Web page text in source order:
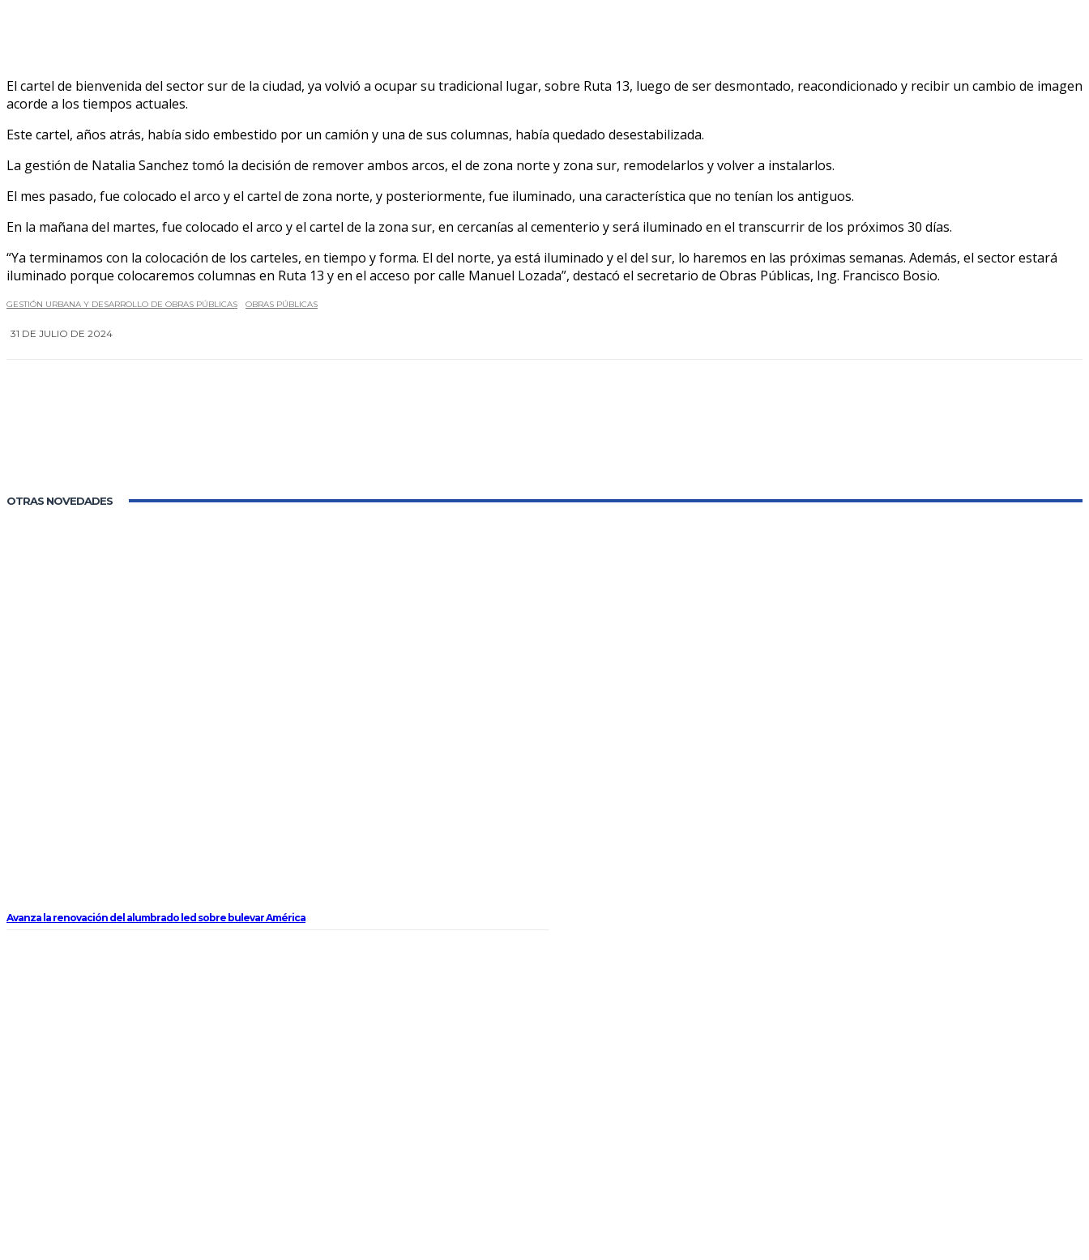
El cartel de bienvenida del sector sur de la ciudad, ya volvió a ocupar su tradicional lugar, sobre Ruta 13, luego de ser desmontado, reacondicionado y recibir un cambio de imagen
acorde a los tiempos actuales.
Este cartel, años atrás, había sido embestido por un camión y una de sus columnas, había quedado desestabilizada.
La gestión de Natalia Sanchez tomó la decisión de remover ambos arcos, el de zona norte y zona sur, remodelarlos y volver a instalarlos.
El mes pasado, fue colocado el arco y el cartel de zona norte, y posteriormente, fue iluminado, una característica que no tenían los antiguos.
En la mañana del martes, fue colocado el arco y el cartel de la zona sur, en cercanías al cementerio y será iluminado en el transcurrir de los próximos 30 días.
“Ya terminamos con la colocación de los carteles, en tiempo y forma. El del norte, ya está iluminado y el del sur, lo haremos en las próximas semanas. Además, el sector estará
iluminado porque colocaremos columnas en Ruta 13 y en el acceso por calle Manuel Lozada”, destacó el secretario de Obras Públicas, Ing. Francisco Bosio.
GESTIÓN URBANA Y DESARROLLO DE OBRAS PÚBLICAS OBRAS PÚBLICAS
31 DE JULIO DE 2024
OTRAS NOVEDADES
Avanza la renovación del alumbrado led sobre bulevar América